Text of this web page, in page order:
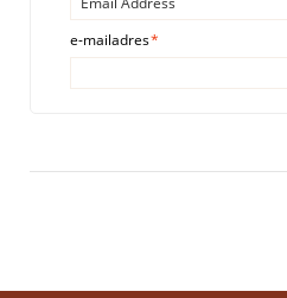
e-mailadres*